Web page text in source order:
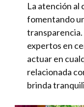
La atención al
fomentando
transparencia.
expertos en
actuar en
relacionada
brinda